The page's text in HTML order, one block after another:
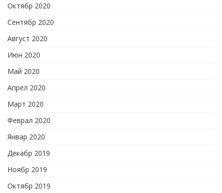
Октябр 2020
Сентябр 2020
Август 2020
Июн 2020
Май 2020
Апрел 2020
Март 2020
Феврал 2020
Январ 2020
Декабр 2019
Ноябр 2019
Октябр 2019